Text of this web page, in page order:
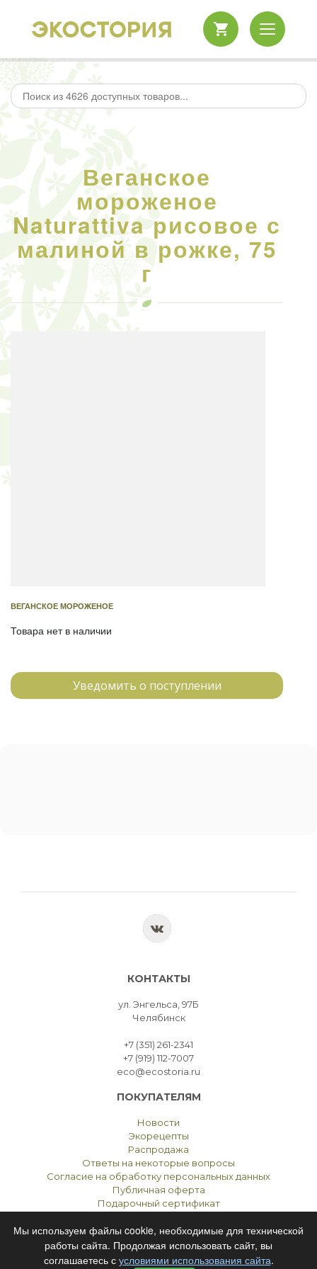
Веганское
мороженое
Naturattiva рисовое с
малиной в рожке, 75
г
ВЕГАНСКОЕ МОРОЖЕНОЕ
Товара нет в наличии
Уведомить о поступлении
КОНТАКТЫ
ул. Энгельса, 97Б
Челябинск
+7 (351) 261-2341
+7 (919) 112-7007
eco@ecostoria.ru
ПОКУПАТЕЛЯМ
Новости
Экорецепты
Распродажа
Ответы на некоторые вопросы
Согласие на обработку персональных данных
Публичная оферта
Подарочный сертификат
ЭКОСТОРИЯЧЕЛЯБИНСК © 2021
Мы используем файлы cookie, необходимые для технической
работы сайта. Продолжая использовать сайт, вы
соглашаетесь с условиями использования сайта.